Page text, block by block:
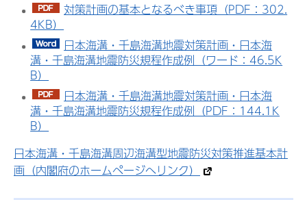
対策計画の基本となるべき事項（PDF：302.
4KB）
日本海溝・千島海溝地震対策計画・日本海
溝・千島海溝地震防災規程作成例（ワード：46.5K
B）
日本海溝・千島海溝地震対策計画・日本海
溝・千島海溝地震防災規程作成例（PDF：144.1K
B）
日本海溝・千島海溝周辺海溝型地震防災対策推進基本計
画（内閣府のホームページへリンク）